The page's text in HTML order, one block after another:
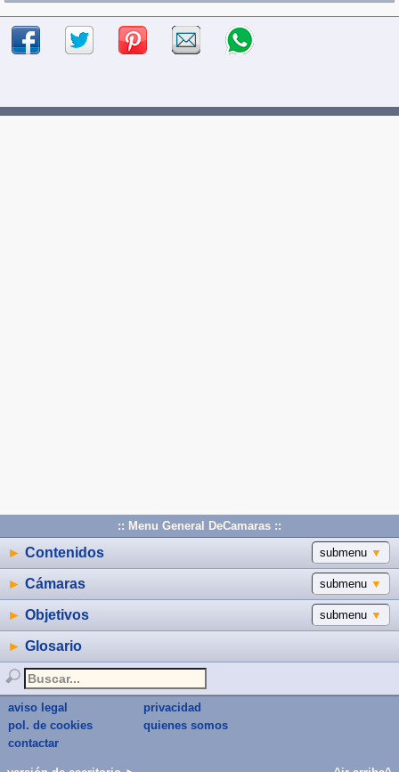
:: Menu General DeCamaras ::
submenu ▼
► Contenidos
submenu ▼
► Cámaras
submenu ▼
► Objetivos
► Glosario
aviso legal
privacidad
pol. de cookies
quienes somos
contactar